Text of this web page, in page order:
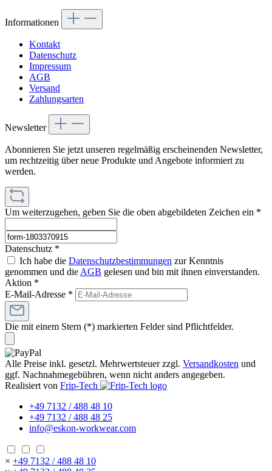
Informationen
Kontakt
Datenschutz
Impressum
AGB
Versand
Zahlungsarten
Newsletter
Abonnieren Sie jetzt unseren regelmäßig erscheinenden Newsletter,
um rechtzeitig über neue Produkte und Angebote informiert zu
werden.
Um weiterzugehen, geben Sie die oben abgebildeten Zeichen ein *
Datenschutz *
Ich habe die Datenschutzbestimmungen zur Kenntnis
genommen und dieAGB gelesen und bin mit ihnen einverstanden.
Aktion *
E-Mail-Adresse *
Die mit einem Stern (*) markierten Felder sind Pflichtfelder.
Alle Preise inkl. gesetzl. Mehrwertsteuer zzgl. Versandkosten und
ggf. Nachnahmegebühren, wenn nicht anders angegeben.
Realisiert von Frip-Tech
+49 7132 / 488 48 10
+49 7132 / 488 48 25
info@eskon-workwear.com
× +49 7132 / 488 48 10